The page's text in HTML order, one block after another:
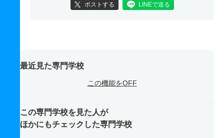
ポストする LINEで送る
最近見た専門学校
この機能をOFF
この専門学校を見た人が
ほかにもチェックした専門学校